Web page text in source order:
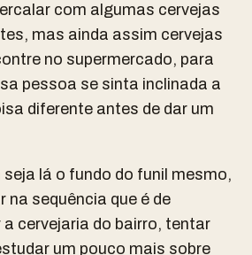
com algumas cervejas
mas ainda assim cervejas
no supermercado, para
pessoa se sinta inclinada a
diferente antes de dar um
seja lá o fundo do funil mesmo,
na sequência que é de
cervejaria do bairro, tentar
um pouco mais sobre